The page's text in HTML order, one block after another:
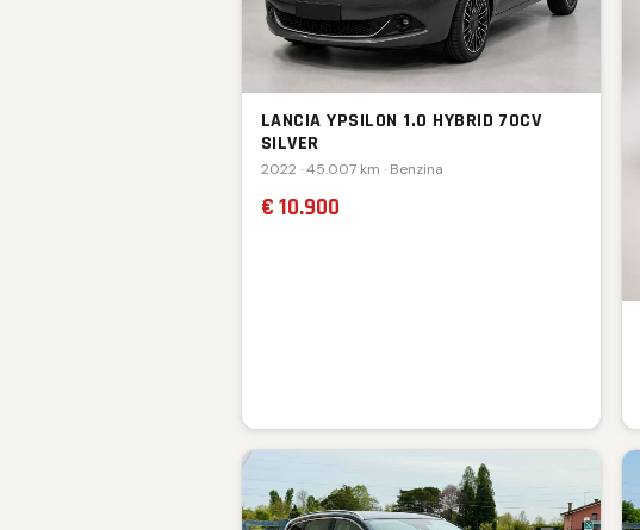
LANCIA YPSILON 1.0 HYBRID 70CV
SILVER
2022 · 45.007 km · Benzina
€ 10.900